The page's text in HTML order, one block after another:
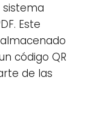
sistema
Este
código QR
de las